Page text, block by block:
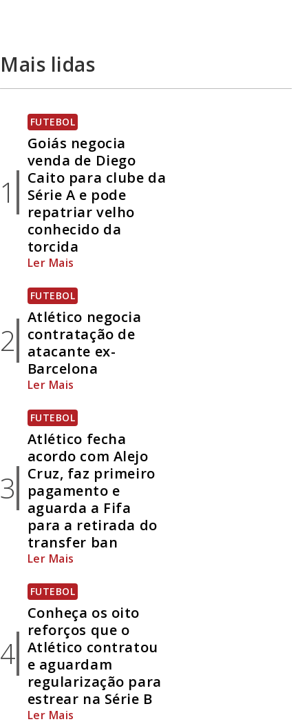
Mais lidas
1
FUTEBOL
Goiás negocia
venda de Diego
Caito para clube da
Série A e pode
repatriar velho
conhecido da
torcida
Ler Mais
2
FUTEBOL
Atlético negocia
contratação de
atacante ex-
Barcelona
Ler Mais
3
FUTEBOL
Atlético fecha
acordo com Alejo
Cruz, faz primeiro
pagamento e
aguarda a Fifa
para a retirada do
transfer ban
Ler Mais
4
FUTEBOL
Conheça os oito
reforços que o
Atlético contratou
e aguardam
regularização para
estrear na Série B
Ler Mais